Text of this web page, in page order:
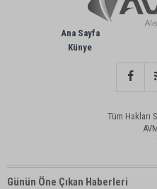
Ana Sayfa
Künye
Tüm Hakları
Günün Öne Çıkan Haberleri